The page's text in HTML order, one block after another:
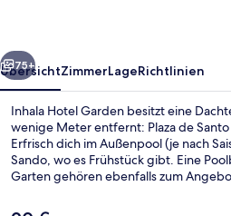
Weiter
75+
ÜbersichtZimmerLageRichtlinien
Inhala Hotel Garden besitzt eine
wenige Meter entfernt: Plaza de
Erfrisch dich im Außenpool (je nach
Sando, wo es Frühstück gibt. Eine
Garten gehören ebenfalls zum
Die öffentlichen Verkehrsmittel sind